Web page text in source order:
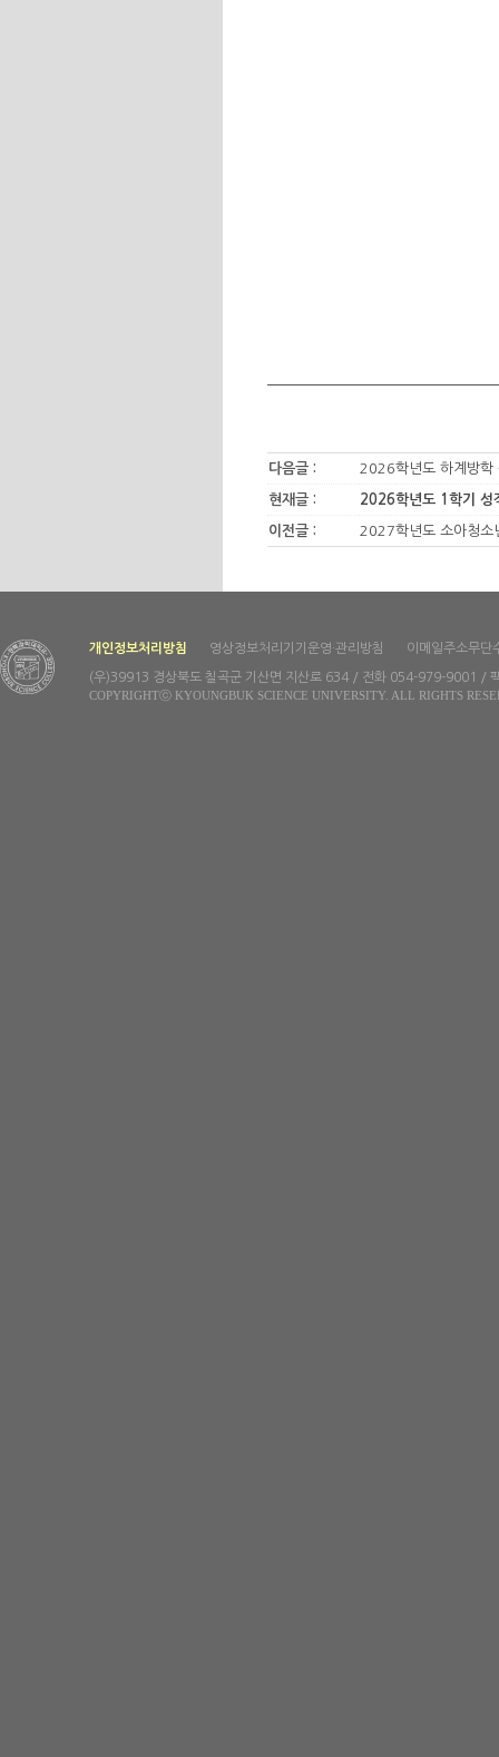
다음글 : 2026학년도 하계방학
현재글 : 2026학년도 1학기 성
이전글 : 2027학년도 소아청소
개인정보처리방침 영상정보처리기기운영·관리방침 이메일주소무단
(우)39913 경상북도 칠곡군 기산면 지산로 634 / 전화 054-979-9001 /
COPYRIGHTⓒ KYOUNGBUK SCIENCE UNIVERSITY. ALL RIGHTS